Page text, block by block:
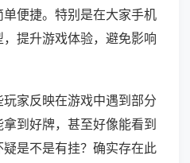
便捷。特别是在大家手机
提升游戏体验，避免影响
家反映在游戏中遇到部分
到好牌，甚至好像能看到
是不是有挂？确实存在此